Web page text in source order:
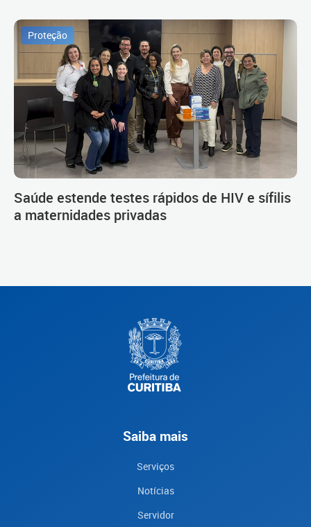
Proteção
Saúde estende testes rápidos de HIV e sífilis
a maternidades privadas
Saiba mais
Serviços
Notícias
Servidor